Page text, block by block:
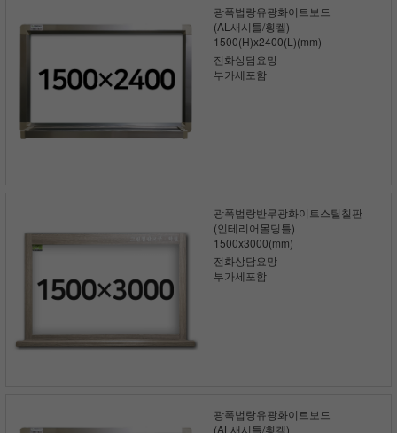
광폭법랑유광화이트보드
(AL새시틀/횡켈)
1500(H)x2400(L)(mm)
전화상담요망
부가세포함
광폭법랑반무광화이트스틸칠판
(인테리어몰딩틀)
1500x3000(mm)
전화상담요망
부가세포함
광폭법랑유광화이트보드
(AL새시틀/횡켈)